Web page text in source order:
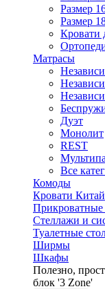
Размер
Размер
Кровати
Матрасы
Дуэт
Монолит
REST
Все
Комоды
Кровати Китай
Прикроватные
Стеллажи и
Туалетные
Ширмы
Шкафы
Полезно,
блок '3 Zone'